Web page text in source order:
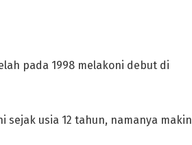
pada 1998 melakoni debut di
usia 12 tahun, namanya makin